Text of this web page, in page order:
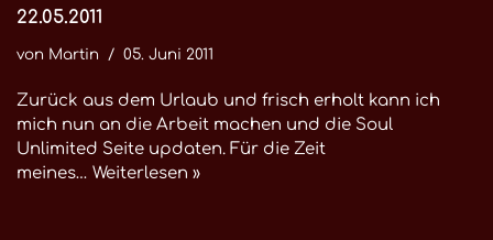
22.05.2011
von Martin 05. Juni 2011
Zurück aus dem Urlaub und frisch erholt kann ich
mich nun an die Arbeit machen und die Soul
Unlimited Seite updaten. Für die Zeit
meines… Weiterlesen »